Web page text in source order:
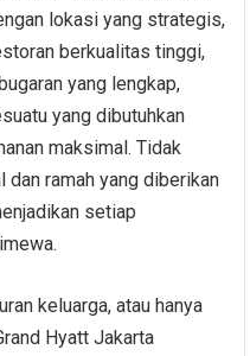
lokasi yang strategis,
berkualitas tinggi,
yang lengkap,
yang dibutuhkan
maksimal. Tidak
dan ramah yang diberikan
setiap
keluarga, atau hanya
Hyatt Jakarta